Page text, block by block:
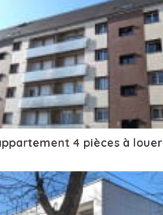
4 pièces à louer